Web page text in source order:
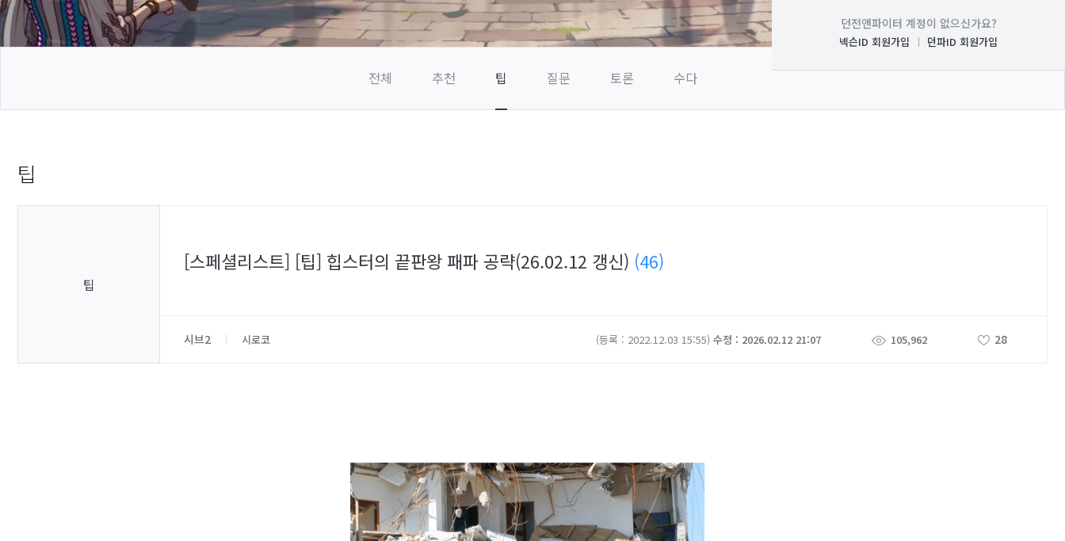
던전앤파이터 계정이 없으신가요?
넥슨ID 회원가입 던파ID 회원가입
전체 추천 팁 질문 토론 수다
팁
팁
[스페셜리스트] [팁] 힙스터의 끝판왕 패파 공략(26.02.12 갱신) (46)
시브2 시로코 (등록 : 2022.12.03 15:55) 수정 : 2026.02.12 21:07 105,962 28